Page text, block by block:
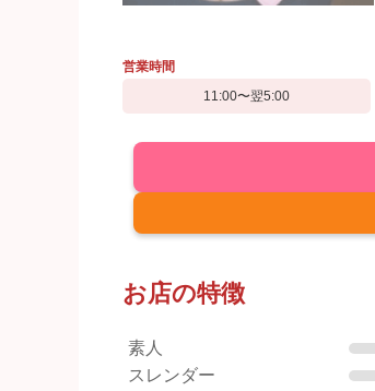
営業時間
11:00〜翌5:00
お店の特徴
素人
スレンダー